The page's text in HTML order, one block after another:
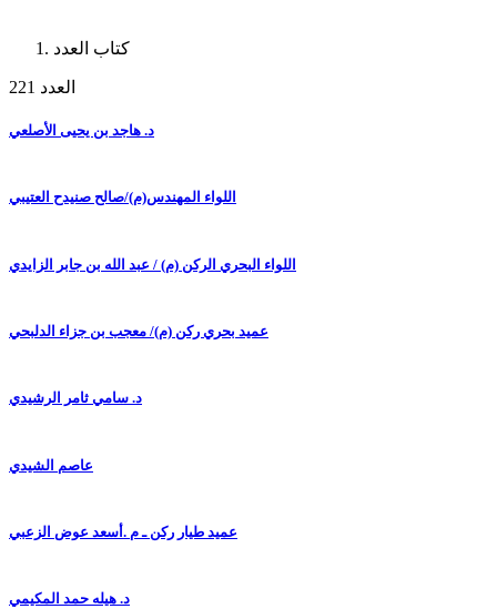
كتاب العدد
العدد 221
د. هاجد بن يحيى الأصلعي
اللواء المهندس(م)/صالح صنيدح العتيبي
اللواء البحري الركن (م) / عبد الله بن جابر الزايدي
عميد بحري ركن (م)/ معجب بن جزاء الدلبحي
د. سامي ثامر الرشيدي
عاصم الشيدي
عميد طيار ركن ـ م .أسعد عوض الزعبي
د. هيله حمد المكيمي